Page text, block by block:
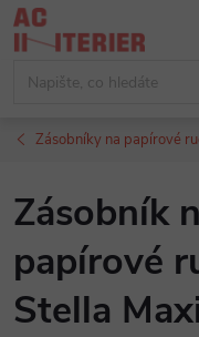
Přejít
na
Zásobníky na papírové
Zásobník
papírové
Stella